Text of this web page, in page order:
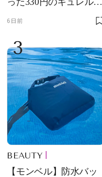
6日前
3
BEAUTY
【モンベル】防水バッ